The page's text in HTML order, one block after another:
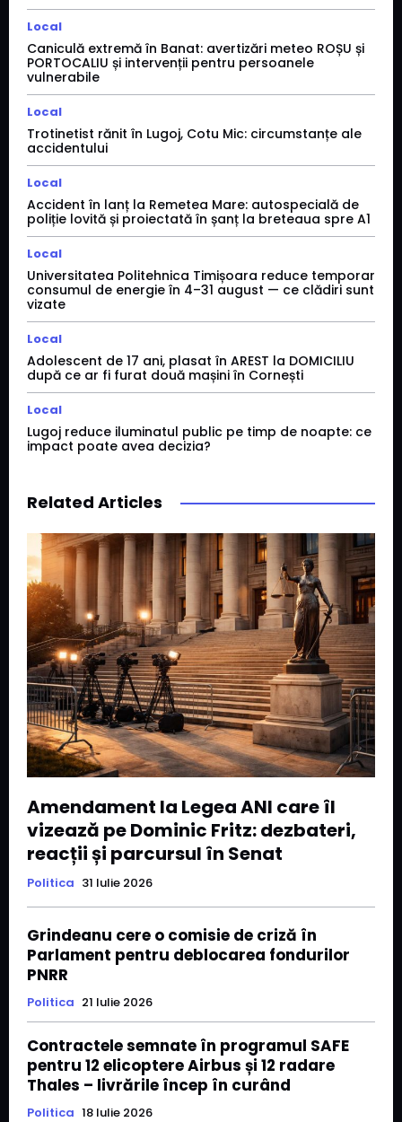
Local
Caniculă extremă în Banat: avertizări meteo ROȘU și
PORTOCALIU și intervenții pentru persoanele
vulnerabile
Local
Trotinetist rănit în Lugoj, Cotu Mic: circumstanțe ale
accidentului
Local
Accident în lanț la Remetea Mare: autospecială de
poliție lovită și proiectată în șanț la breteaua spre A1
Local
Universitatea Politehnica Timișoara reduce temporar
consumul de energie în 4–31 august — ce clădiri sunt
vizate
Local
Adolescent de 17 ani, plasat în AREST la DOMICILIU
după ce ar fi furat două mașini în Cornești
Local
Lugoj reduce iluminatul public pe timp de noapte: ce
impact poate avea decizia?
Related Articles
Amendament la Legea ANI care îl
vizează pe Dominic Fritz: dezbateri,
reacții și parcursul în Senat
Politica 31 Iulie 2026
Grindeanu cere o comisie de criză în
Parlament pentru deblocarea fondurilor
PNRR
Politica 21 Iulie 2026
Contractele semnate în programul SAFE
pentru 12 elicoptere Airbus și 12 radare
Thales – livrările încep în curând
Politica 18 Iulie 2026